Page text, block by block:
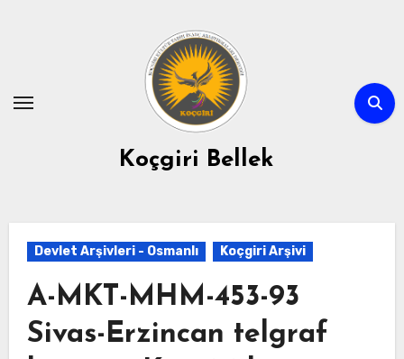
Koçgiri Bellek
Devlet Arşivleri - Osmanlı Koçgiri Arşivi
A-MKT-MHM-453-93
Sivas-Erzincan telgraf